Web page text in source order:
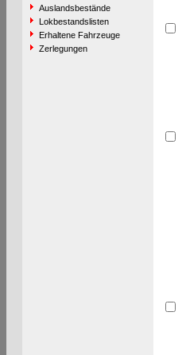
Auslandsbestände
Lokbestandslisten
Erhaltene Fahrzeuge
Zerlegungen